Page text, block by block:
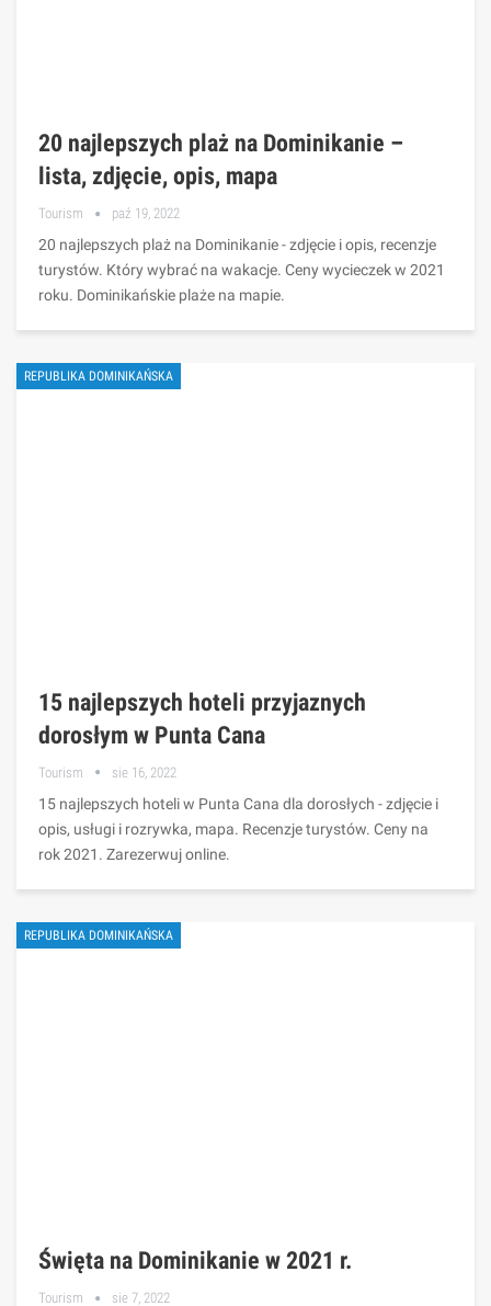
20 najlepszych plaż na Dominikanie –
lista, zdjęcie, opis, mapa
Tourism paź 19, 2022
20 najlepszych plaż na Dominikanie - zdjęcie i opis, recenzje
turystów. Który wybrać na wakacje. Ceny wycieczek w 2021
roku. Dominikańskie plaże na mapie.
REPUBLIKA DOMINIKAŃSKA
15 najlepszych hoteli przyjaznych
dorosłym w Punta Cana
Tourism sie 16, 2022
15 najlepszych hoteli w Punta Cana dla dorosłych - zdjęcie i
opis, usługi i rozrywka, mapa. Recenzje turystów. Ceny na
rok 2021. Zarezerwuj online.
REPUBLIKA DOMINIKAŃSKA
Święta na Dominikanie w 2021 r.
Tourism sie 7, 2022